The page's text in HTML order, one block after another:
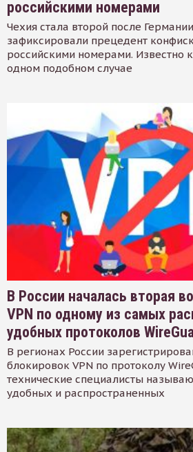
российскими номерами
Чехия стала второй после
зафиксировали прецедент
российскими номерами. Известно
одном подобном случае
В России началась вторая
VPN по одному из самых
удобных протоколов
В регионах России
блокировок VPN по протоколу
технические специалисты
удобных и распространенных